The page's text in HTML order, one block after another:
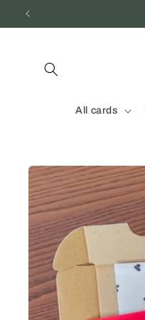
Skip to
All cards
Skip to
product
information